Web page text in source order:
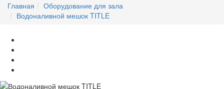
Главная
Оборудование для зала
Водоналивной мешок TITLE